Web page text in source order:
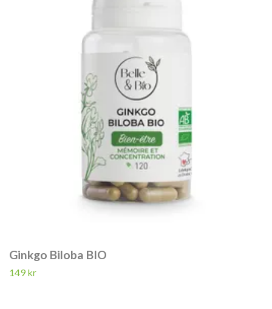
Ginkgo Biloba BIO
149 kr